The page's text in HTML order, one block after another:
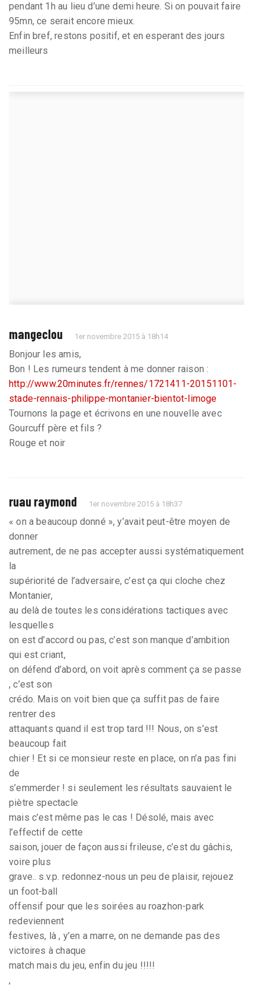
pendant 1h au lieu d’une demi heure. Si on pouvait faire
95mn, ce serait encore mieux.
Enfin bref, restons positif, et en esperant des jours
meilleurs
mangeclou 1er novembre 2015 à 18h14
Bonjour les amis,
Bon ! Les rumeurs tendent à me donner raison :
http://www.20minutes.fr/rennes/1721411-20151101-
stade-rennais-philippe-montanier-bientot-limoge
Tournons la page et écrivons en une nouvelle avec
Gourcuff père et fils ?
Rouge et noir
ruau raymond 1er novembre 2015 à 18h37
« on a beaucoup donné », y’avait peut-être moyen de
donner
autrement, de ne pas accepter aussi systématiquement
la
supériorité de l’adversaire, c’est ça qui cloche chez
Montanier,
au delà de toutes les considérations tactiques avec
lesquelles
on est d’accord ou pas, c’est son manque d’ambition
qui est criant,
on défend d’abord, on voit après comment ça se passe
, c’est son
crédo. Mais on voit bien que ça suffit pas de faire
rentrer des
attaquants quand il est trop tard !!! Nous, on s’est
beaucoup fait
chier ! Et si ce monsieur reste en place, on n’a pas fini
de
s’emmerder ! si seulement les résultats sauvaient le
piètre spectacle
mais c’est même pas le cas ! Désolé, mais avec
l’effectif de cette
saison, jouer de façon aussi frileuse, c’est du gâchis,
voire plus
grave.. s.v.p. redonnez-nous un peu de plaisir, rejouez
un foot-ball
offensif pour que les soirées au roazhon-park
redeviennent
festives, là , y’en a marre, on ne demande pas des
victoires à chaque
match mais du jeu, enfin du jeu !!!!!
,